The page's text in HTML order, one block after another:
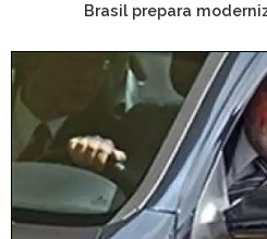
Brasil prepara